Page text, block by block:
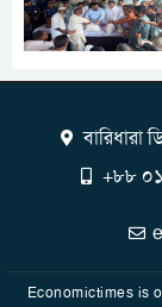
বারিধারা
+৮৮
Economictimes is